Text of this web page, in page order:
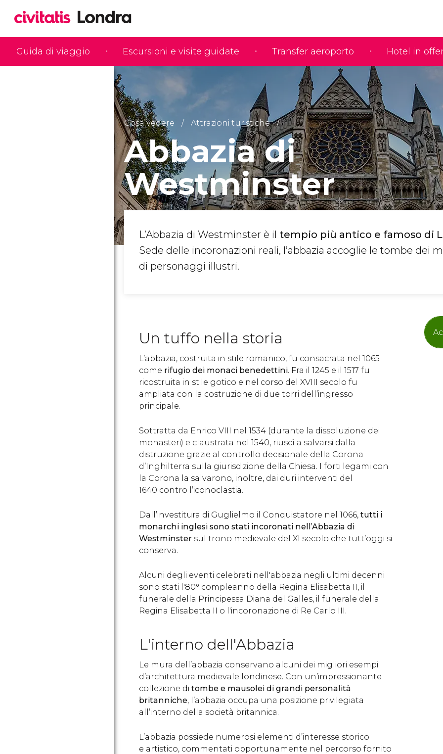
Guida di viaggio Escursioni e visite guidate Transfer aeroporto Hotel in
Cosa vedere Attrazioni turistiche
Abbazia di
Westminster
L’Abbazia di Westminster è il tempio più antico e famoso di
Sede delle incoronazioni reali, l’abbazia accoglie le tombe dei
di personaggi illustri.
Un tuffo nella storia
L’abbazia, costruita in stile romanico, fu consacrata nel 1065
come rifugio dei monaci benedettini. Fra il 1245 e il 1517 fu
ricostruita in stile gotico e nel corso del XVIII secolo fu
ampliata con la costruzione di due torri dell’ingresso
principale.
Sottratta da Enrico VIII nel 1534 (durante la dissoluzione dei
monasteri) e claustrata nel 1540, riuscì a salvarsi dalla
distruzione grazie al controllo decisionale della Corona
d’Inghilterra sulla giurisdizione della Chiesa. I forti legami con
la Corona la salvarono, inoltre, dai duri interventi del
1640 contro l’iconoclastia.
Dall’investitura di Guglielmo il Conquistatore nel 1066, tutti i
monarchi inglesi sono stati incoronati nell’Abbazia di
Westminster sul trono medievale del XI secolo che tutt’oggi si
conserva.
Alcuni degli eventi celebrati nell'abbazia negli ultimi decenni
sono stati l'80° compleanno della Regina Elisabetta II, il
funerale della Principessa Diana del Galles, il funerale della
Regina Elisabetta II o l'incoronazione di Re Carlo III.
L'interno dell'Abbazia
Le mura dell’abbazia conservano alcuni dei migliori esempi
d’architettura medievale londinese. Con un’impressionante
collezione di tombe e mausolei di grandi personalità
britanniche, l’abbazia occupa una posizione privilegiata
all’interno della società britannica.
L’abbazia possiede numerosi elementi d’interesse storico
e artistico, commentati opportunamente nel percorso fornito